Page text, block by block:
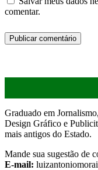
comentar.
Graduado em Jornalismo,
Design Gráfico e
mais antigos do Estado.
Mande sua sugestão de
E-mail: